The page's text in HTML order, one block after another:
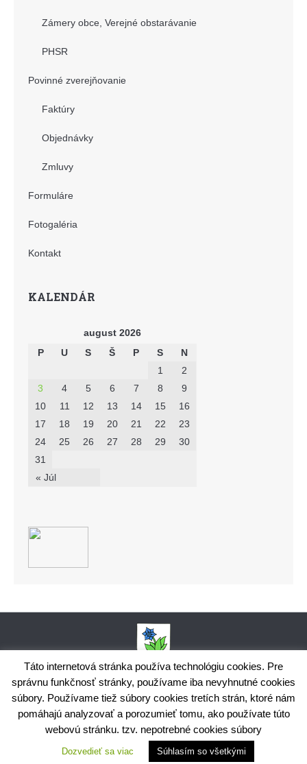
Zámery obce, Verejné obstarávanie
PHSR
Povinné zverejňovanie
Faktúry
Objednávky
Zmluvy
Formuláre
Fotogaléria
Kontakt
KALENDÁR
august 2026
P
U S Š P S N
« Júl
1
2
3
4 5 6 7 8
9
10
11 12 13 14 15
16
17
18 19 20 21 22
23
24
25 26 27 28 29
30
31
Obecný úrad Bodiná, č. 102, 018 15 Prečín,
+421424398035,www.bodina.eu
IČO: 00 692 522, Prima banka Slovensko, a.s., IBAN: SK25 5600 0000
0029 9178 8001
Ochrana osobných údajov
Využite možnosť získavania aktuálnych informácií s využitím
Táto internetová stránka používa technológiu cookies. Pre
správnu funkčnosť stránky, používame iba nevyhnutné cookies
súbory. Používame tiež súbory cookies tretích strán, ktoré nám
pomáhajú analyzovať a porozumieť tomu, ako používate túto
webovú stránku. tzv. nepotrebné cookies súbory
Dozvedieť sa viac Súhlasím so všetkými